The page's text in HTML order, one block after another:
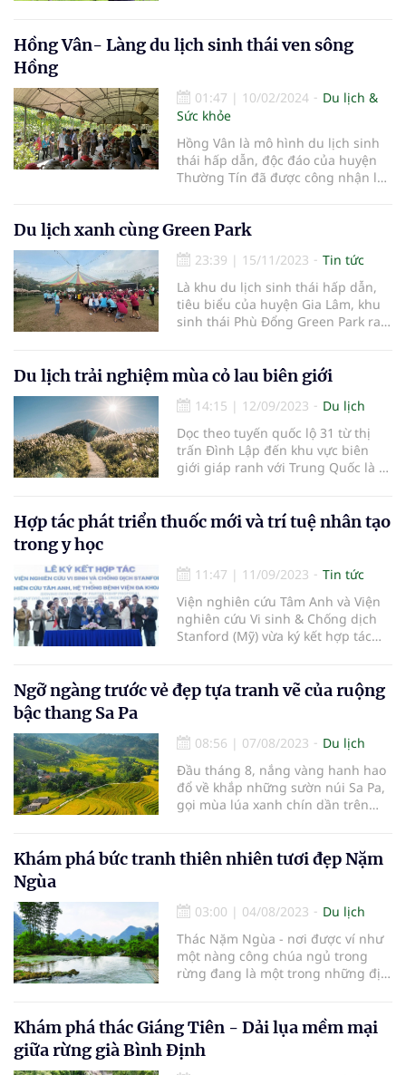
Hồng Vân- Làng du lịch sinh thái ven sông
Hồng
01:47 | 10/02/2024
Du lịch &
Sức khỏe
Hồng Vân là mô hình du lịch sinh
thái hấp dẫn, độc đáo của huyện
Thường Tín đã được công nhận là
nông thôn. Mỗi năm đón hàng vạn
nghỉ dưỡng.
Du lịch xanh cùng Green Park
23:39 | 15/11/2023
Tin tức
Là khu du lịch sinh thái hấp dẫn,
tiêu biểu của huyện Gia Lâm, khu
sinh thái Phù Đổng Green Park ra
lành, bao phủ bởi hệ thống cây
xanh đến 90% diện tích. Mô hình
này đã được UBND TP. Hà Nội côn
Du lịch trải nghiệm mùa cỏ lau biên giới
14:15 | 12/09/2023
Du lịch
Dọc theo tuyến quốc lộ 31 từ thị
trấn Đình Lập đến khu vực biên
giới giáp ranh với Trung Quốc là 2
đường tuần tra biên giới dài hơn
34 km, trải dài qua địa bàn 2 xã
Hợp tác phát triển thuốc mới và trí tuệ nhân tạo
trong y học
11:47 | 11/09/2023
Tin tức
Viện nghiên cứu Tâm Anh và Viện
nghiên cứu Vi sinh & Chống dịch
Stanford (Mỹ) vừa ký kết hợp tác
tuệ nhân tạo (AI) trong ứng dụng y
tế, các loại thuốc mới và công nghệ
Ngỡ ngàng trước vẻ đẹp tựa tranh vẽ của ruộng
bậc thang Sa Pa
08:56 | 07/08/2023
Du lịch
Đầu tháng 8, nắng vàng hanh hao
đổ về khắp những sườn núi Sa Pa,
gọi mùa lúa xanh chín dần trên
Khám phá bức tranh thiên nhiên tươi đẹp Nặm
Ngùa
03:00 | 04/08/2023
Du lịch
Thác Nặm Ngùa - nơi được ví như
một nàng công chúa ngủ trong
rừng đang là một trong những địa
Khám phá thác Giáng Tiên - Dải lụa mềm mại
giữa rừng già Bình Định